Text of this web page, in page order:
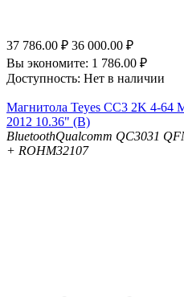
37 786.00 ₽ 36 000.00 ₽
Вы экономите: 1 786.00 ₽
Доступность: Нет в наличии
Магнитола Teyes CC3 2K 4-64
2012 10.36" (B)
BluetoothQualcomm QC3031
+ ROHM32107